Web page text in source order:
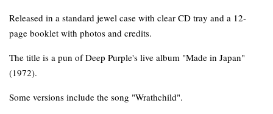
Released in a standard jewel case with clear CD tray and a 12-
page booklet with photos and credits.
The title is a pun of Deep Purple's live album "Made in Japan"
(1972).
Some versions include the song "Wrathchild".